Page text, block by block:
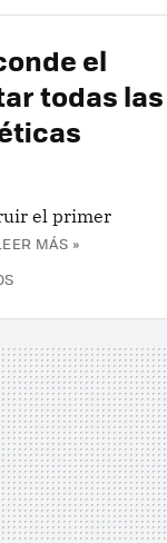
el
todas las
el primer
MÁS »